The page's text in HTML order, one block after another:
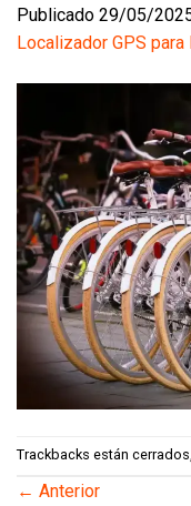
Publicado 29/05/
Localizador GPS
Trackbacks están
← Anterior